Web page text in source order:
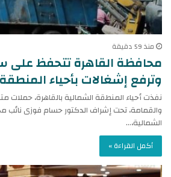
منذ 59 دقيقة
محافظة القاهرة تتحفظ على
وترفع إشغالات بأحياء
نفذت أحياء المنطقة الشمالية بالقاهرة، حملات
والقمامة، تحت إشراف الدكتور حسام فوزى نائب
الشمالية،…
أكمل القراءة »